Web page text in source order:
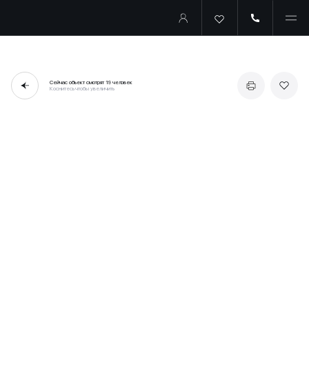
Сейчас объект смотрят19 человек
Коснитесь чтобы увеличить